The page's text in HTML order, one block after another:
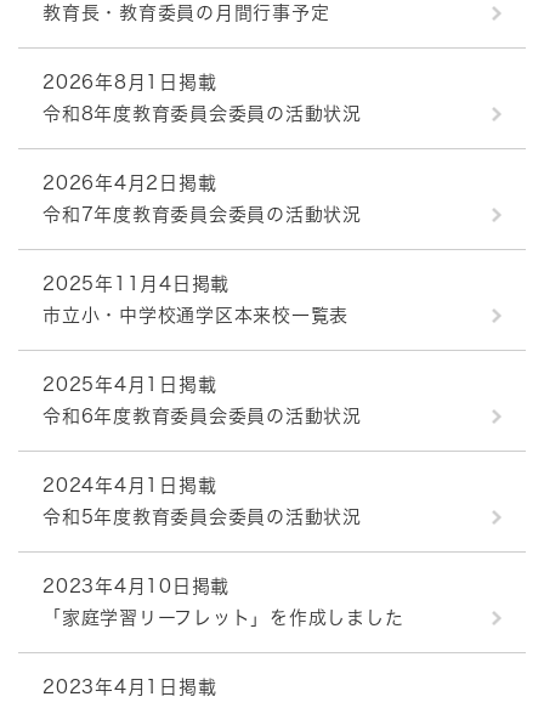
教育長・教育委員の月間行事予定
2026年8月1日掲載
令和8年度教育委員会委員の活動状況
2026年4月2日掲載
令和7年度教育委員会委員の活動状況
2025年11月4日掲載
市立小・中学校通学区本来校一覧表
2025年4月1日掲載
令和6年度教育委員会委員の活動状況
2024年4月1日掲載
令和5年度教育委員会委員の活動状況
2023年4月10日掲載
「家庭学習リーフレット」を作成しました
2023年4月1日掲載